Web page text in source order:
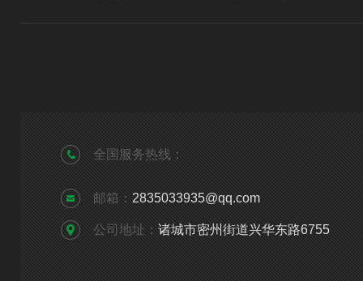
全国服务热线：
邮箱： 2835033935@qq.com
公司地址： 诸城市密州街道兴华东路6755